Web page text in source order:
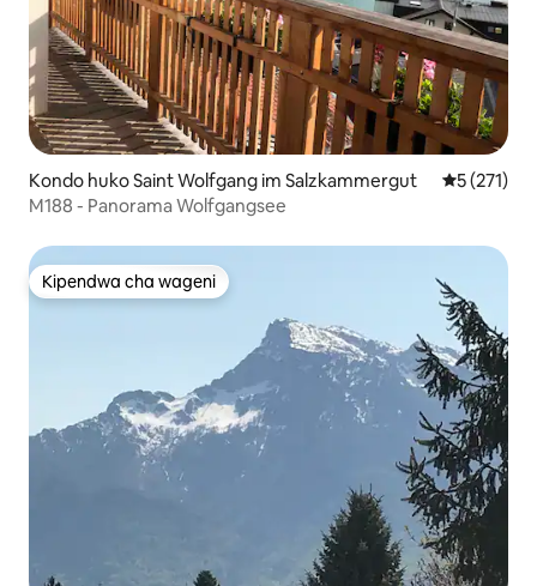
Kondo huko Saint Wolfgang im Salzkammergut Ukadiriaji
5 (271)
M188 - Panorama Wolfgangsee
Kipendwa cha wageni
Kipendwa cha wageni